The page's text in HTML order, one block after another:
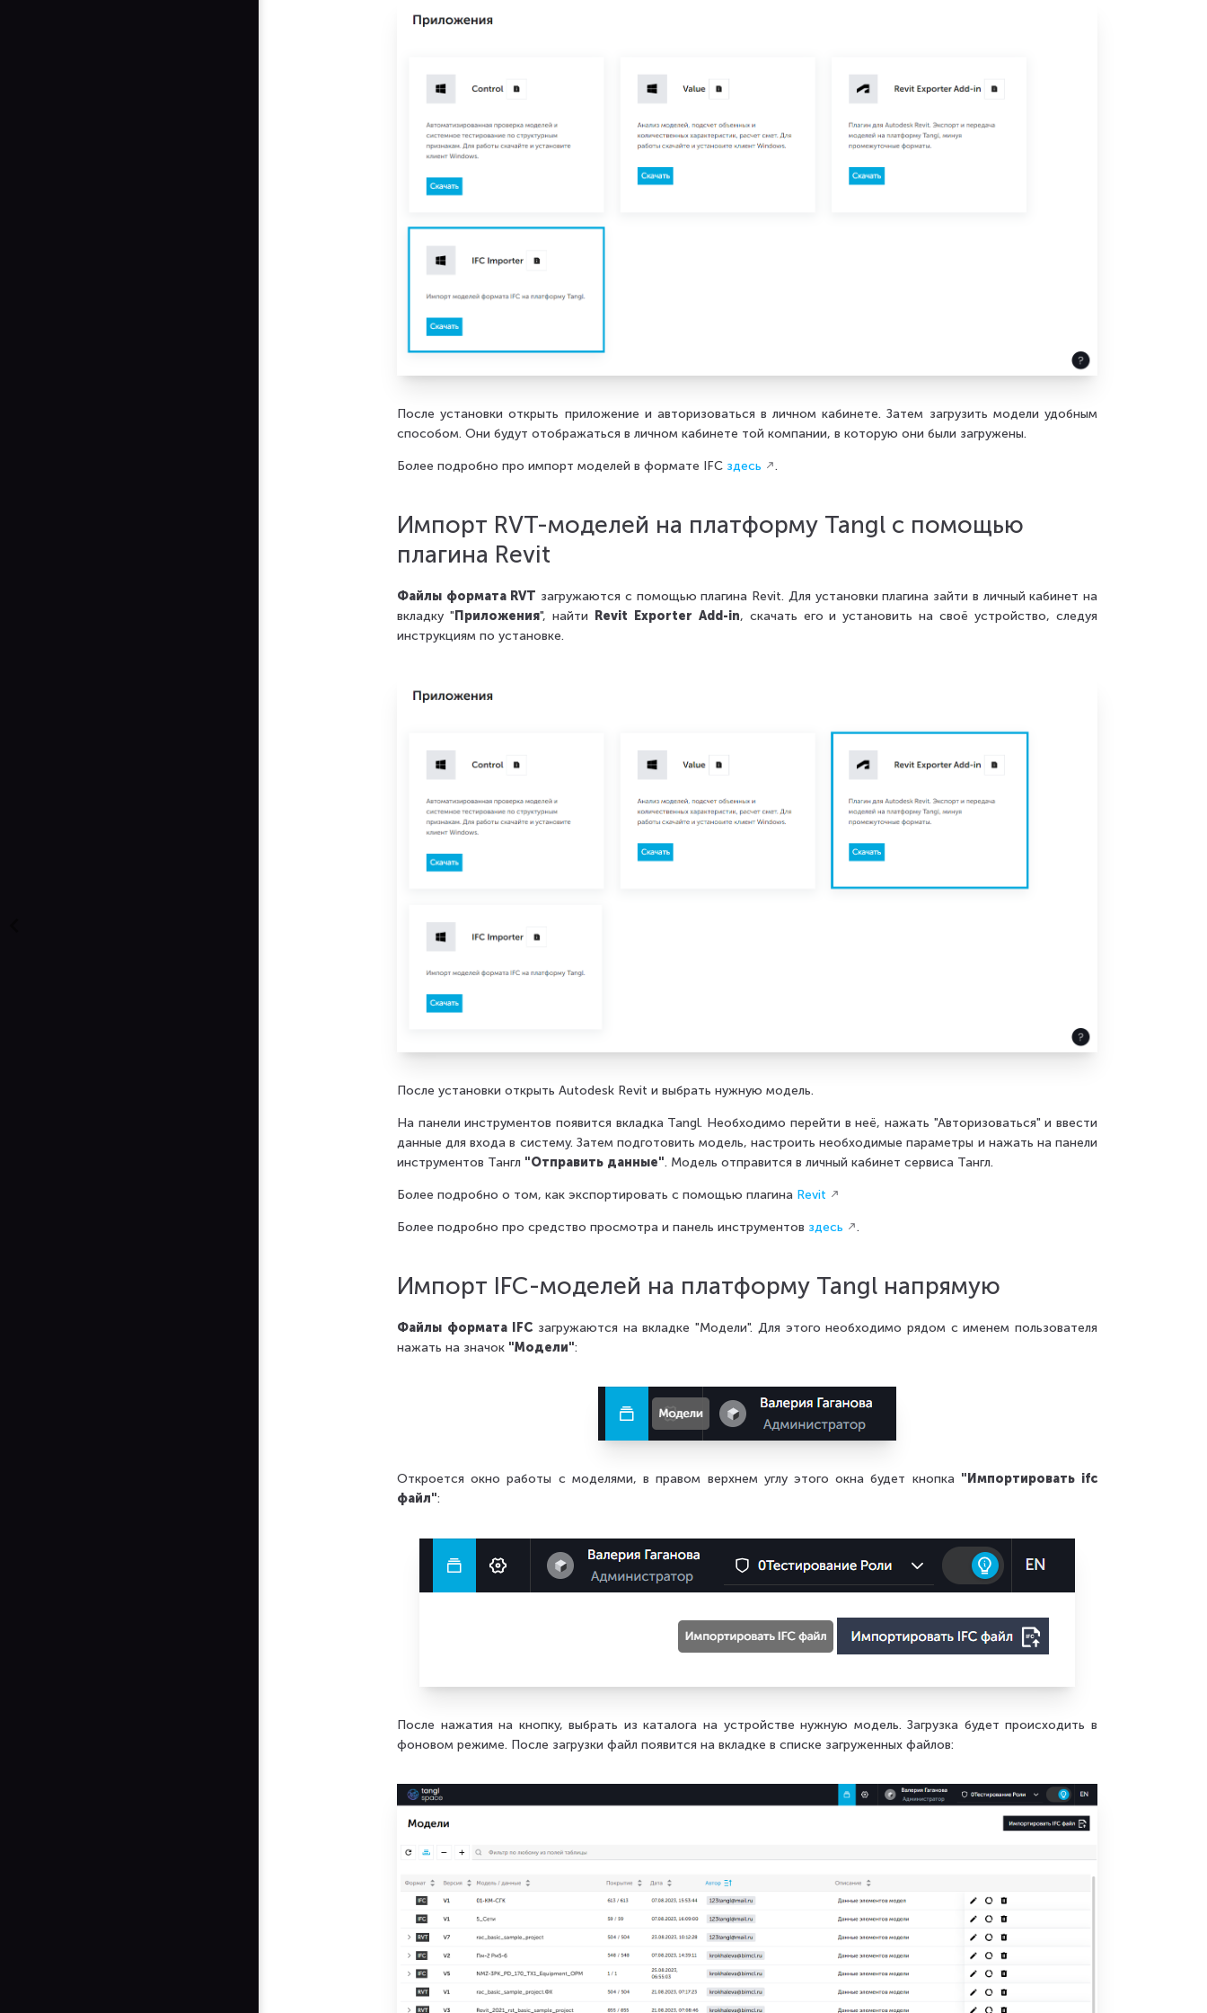
После установки открыть приложение и авторизоваться в личном кабинете. Затем загрузить модели удобным
способом. Они будут отображаться в личном кабинете той компании, в которую они были загружены.
Более подробно про импорт моделей в формате IFC здесь .
Импорт RVT-моделей на платформу Tangl с помощью
плагина Revit
Файлы формата RVT загружаются с помощью плагина Revit. Для установки плагина зайти в личный кабинет на
вкладку " Приложения", найти Revit Exporter Add-in, скачать его и установить на своё устройство, следуя
инструкциям по установке.
После установки открыть Autodesk Revit и выбрать нужную модель.
На панели инструментов появится вкладка Tangl. Необходимо перейти в неё, нажать "Авторизоваться" и ввести
данные для входа в систему. Затем подготовить модель, настроить необходимые параметры и нажать на панели
инструментов Тангл "Отправить данные". Модель отправится в личный кабинет сервиса Тангл.
Более подробно о том, как экспортировать с помощью плагина Revit
Более подробно про средство просмотра и панель инструментов здесь .
Импорт IFC-моделей на платформу Tangl напрямую
Файлы формата IFC загружаются на вкладке "Модели". Для этого необходимо рядом с именем пользователя
нажать на значок "Модели":
Откроется окно работы с моделями, в правом верхнем углу этого окна будет кнопка "Импортировать ifc
файл":
После нажатия на кнопку, выбрать из каталога на устройстве нужную модель. Загрузка будет происходить в
фоновом режиме. После загрузки файл появится на вкладке в списке загруженных файлов: